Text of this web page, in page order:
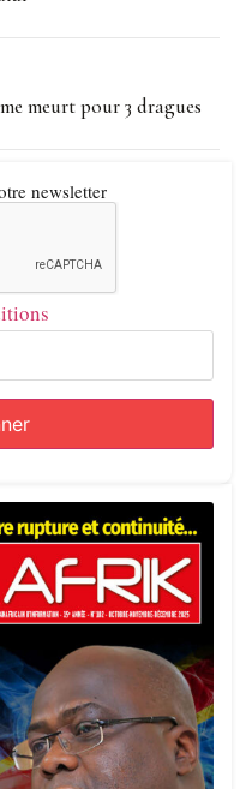
meurt pour 3 dragues
newsletter